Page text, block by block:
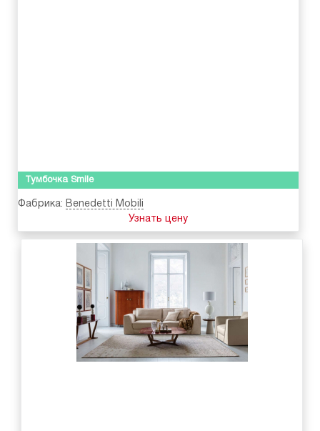
Тумбочка Smile
Фабрика: Benedetti Mobili
Узнать цену